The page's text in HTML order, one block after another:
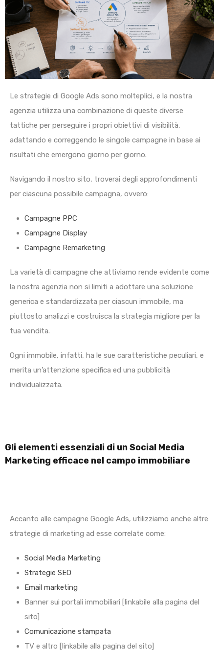
Le strategie di Google Ads sono molteplici, e la nostra
agenzia utilizza una combinazione di queste diverse
tattiche per perseguire i propri obiettivi di visibilità,
adattando e correggendo le singole campagne in base ai
risultati che emergono giorno per giorno.
Navigando il nostro sito, troverai degli approfondimenti
per ciascuna possibile campagna, ovvero:
Campagne PPC
Campagne Display
Campagne Remarketing
La varietà di campagne che attiviamo rende evidente come
la nostra agenzia non si limiti a adottare una soluzione
generica e standardizzata per ciascun immobile, ma
piuttosto analizzi e costruisca la strategia migliore per la
tua vendita.
Ogni immobile, infatti, ha le sue caratteristiche peculiari, e
merita un’attenzione specifica ed una pubblicità
individualizzata.
Gli elementi essenziali di un Social Media
Marketing efficace nel campo immobiliare
Accanto alle campagne Google Ads, utilizziamo anche altre
strategie di marketing ad esse correlate come:
Social Media Marketing
Strategie SEO
Email marketing
Banner sui portali immobiliari [linkabile alla pagina del
sito]
Comunicazione stampata
TV e altro [linkabile alla pagina del sito]